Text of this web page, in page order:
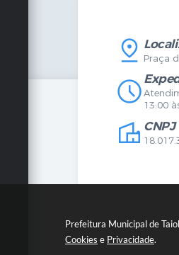
Prefeitura Municipal de
Cookies e Privacidade.
Legislação
Diário Oficial
Mapa do Site
Certidões
Agenda de Eventos
Concursos
Telefones Úteis
Praça
13:00
CNPJ